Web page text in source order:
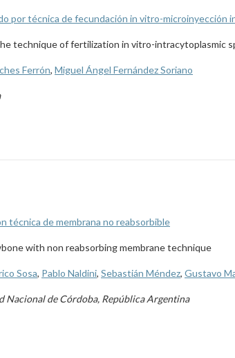
por técnica de fecundación in vitro-microinyección
technique of fertilization in vitro-intracytoplasmic
Ferrón, Miguel Ángel Fernández Soriano
técnica de membrana no reabsorbible
with non reabsorbing membrane technique
Sosa, Pablo Naldini, Sebastián Méndez, Gustavo
Nacional de Córdoba, República Argentina